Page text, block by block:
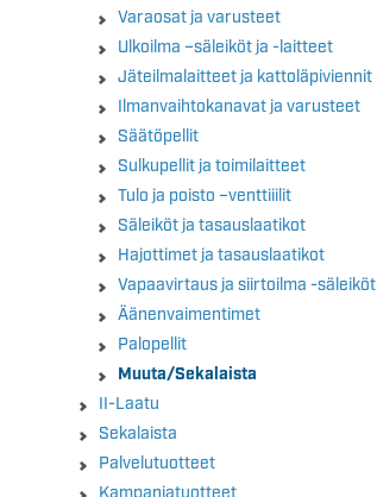
Varaosat ja varusteet
Ulkoilma –säleiköt ja -laitteet
Jäteilmalaitteet ja kattoläpiviennit
Ilmanvaihtokanavat ja varusteet
Säätöpellit
Sulkupellit ja toimilaitteet
Tulo ja poisto –venttiiilit
Säleiköt ja tasauslaatikot
Hajottimet ja tasauslaatikot
Vapaavirtaus ja siirtoilma -säleiköt
Äänenvaimentimet
Palopellit
Muuta/Sekalaista
II-Laatu
Sekalaista
Palvelutuotteet